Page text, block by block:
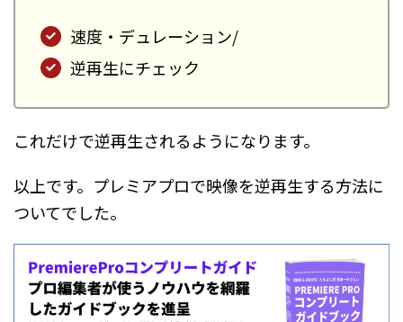
速度・デュレーション/
逆再生にチェック
これだけで逆再生されるようになります。
以上です。プレミアプロで映像を逆再生する方法に
ついてでした。